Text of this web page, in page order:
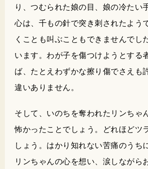
り、つむられた娘の目、娘の冷たい
心は、千もの針で突き刺されたよう
くことも叫ぶこともできませんでし
います。わが子を傷つけようとする
ば、たとえわずかな擦り傷でさえも
違いありません。
そして、いのちを奪われたリンちゃ
怖かったことでしょう。どれほどツ
しょう。はかり知れない苦痛のうち
リンちゃんの心を想い、涙しながら